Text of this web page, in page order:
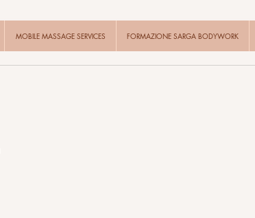
MOBILE MASSAGE SERVICES FORMAZIONE SARGA BODYWORK